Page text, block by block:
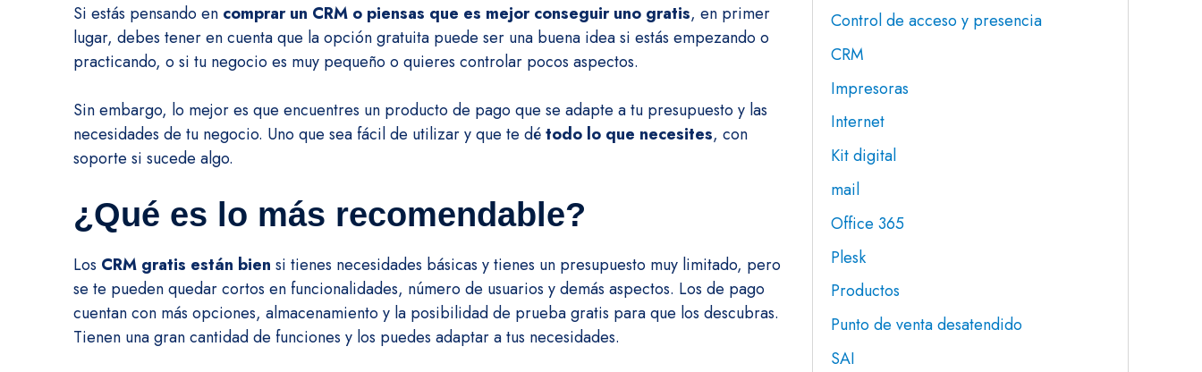
Si estás pensando en comprar un CRM o piensas que es mejor conseguir uno gratis, en primer
lugar, debes tener en cuenta que la opción gratuita puede ser una buena idea si estás empezando o
practicando, o si tu negocio es muy pequeño o quieres controlar pocos aspectos.
Sin embargo, lo mejor es que encuentres un producto de pago que se adapte a tu presupuesto y las
necesidades de tu negocio. Uno que sea fácil de utilizar y que te détodo lo que necesites, con
soporte si sucede algo.
¿Qué es lo más recomendable?
Los CRM gratis están bien si tienes necesidades básicas y tienes un presupuesto muy limitado, pero
se te pueden quedar cortos en funcionalidades, número de usuarios y demás aspectos. Los de pago
cuentan con más opciones, almacenamiento y la posibilidad de prueba gratis para que los descubras.
Tienen una gran cantidad de funciones y los puedes adaptar a tus necesidades.
Control de acceso y presencia
CRM
Impresoras
Internet
Kit digital
mail
Office 365
Plesk
Productos
Punto de venta desatendido
SAI